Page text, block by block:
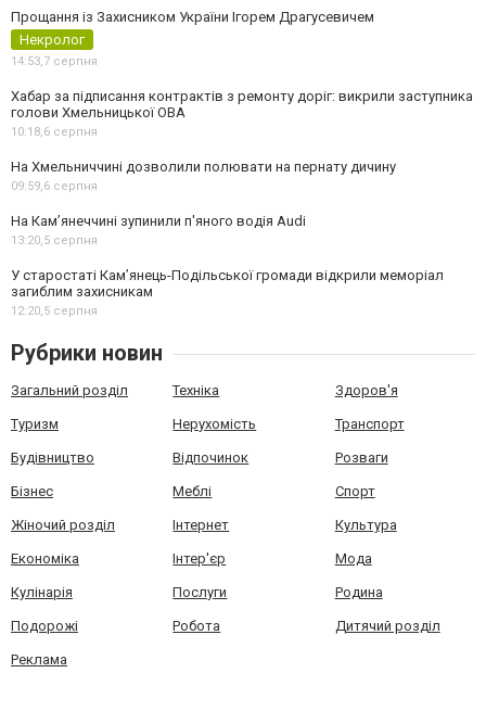
Прощання із Захисником України Ігорем Драгусевичем
Некролог
14:53,7 серпня
Хабар за підписання контрактів з ремонту доріг: викрили заступника
голови Хмельницької ОВА
10:18,6 серпня
На Хмельниччині дозволили полювати на пернату дичину
09:59,6 серпня
На Камʼянеччині зупинили п'яного водія Audi
13:20,5 серпня
У старостаті Кам’янець-Подільської громади відкрили меморіал
загиблим захисникам
12:20,5 серпня
Рубрики новин
Загальний розділ Техніка Здоров'я
Туризм Нерухомість Транспорт
Будівництво Відпочинок Розваги
Бізнес Меблі Спорт
Жіночий розділ Інтернет Культура
Економіка Інтер'єр Мода
Кулінарія Послуги Родина
Подорожі Робота Дитячий розділ
Реклама